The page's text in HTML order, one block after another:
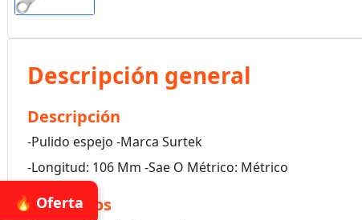
🔥 Oferta
Descripción general
Descripción
-Pulido espejo -Marca Surtek
-Longitud: 106 Mm -Sae O Métrico: Métrico
Accesorios